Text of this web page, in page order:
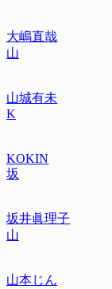
大嶋直哉
山
山城有未
K
KOKIN
坂
坂井眞理子
山
山本じん